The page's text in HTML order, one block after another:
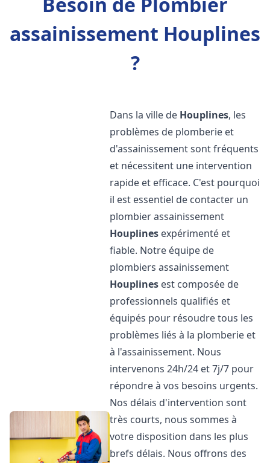
assainissement Houplines
?
Dans la ville de Houplines, les
problèmes de plomberie et
d'assainissement sont fréquents
et nécessitent une intervention
rapide et efficace. C'est pourquoi
il est essentiel de contacter un
plombier assainissement
Houplines expérimenté et
fiable. Notre équipe de
plombiers assainissement
Houplines est composée de
professionnels qualifiés et
équipés pour résoudre tous les
problèmes liés à la plomberie et
à l'assainissement. Nous
intervenons 24h/24 et 7j/7 pour
répondre à vos besoins urgents.
Nos délais d'intervention sont
très courts, nous sommes à
votre disposition dans les plus
brefs délais. Nous offrons des